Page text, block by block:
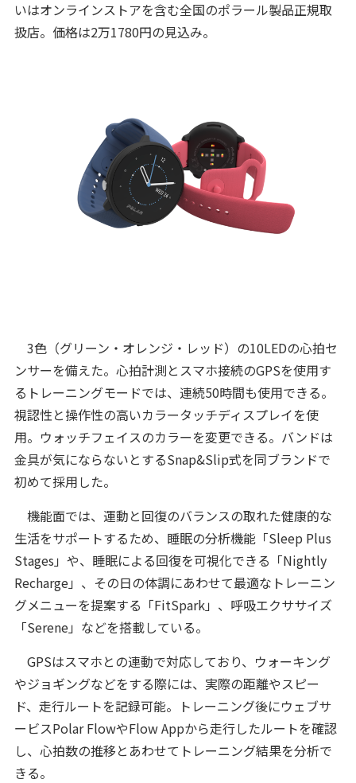
いはオンラインストアを含む全国のポラール製品正規取
扱店。価格は2万1780円の見込み。
3色（グリーン・オレンジ・レッド）の10LEDの心拍セ
ンサーを備えた。心拍計測とスマホ接続のGPSを使用す
るトレーニングモードでは、連続50時間も使用できる。
視認性と操作性の高いカラータッチディスプレイを使
用。ウォッチフェイスのカラーを変更できる。バンドは
金具が気にならないとするSnap&Slip式を同ブランドで
初めて採用した。
機能面では、運動と回復のバランスの取れた健康的な
生活をサポートするため、睡眠の分析機能「Sleep Plus
Stages」や、睡眠による回復を可視化できる「Nightly
Recharge」、その日の体調にあわせて最適なトレーニン
グメニューを提案する「FitSpark」、呼吸エクササイズ
「Serene」などを搭載している。
GPSはスマホとの連動で対応しており、ウォーキング
やジョギングなどをする際には、実際の距離やスピー
ド、走行ルートを記録可能。トレーニング後にウェブサ
ービスPolar FlowやFlow Appから走行したルートを確認
し、心拍数の推移とあわせてトレーニング結果を分析で
きる。